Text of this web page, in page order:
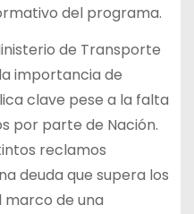
del programa.
de Transporte
importancia de
clave pese a la falta
por parte de Nación.
reclamos
deuda que supera los
marco de una